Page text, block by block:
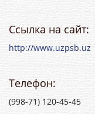
Ссылка на сайт:
http://www.uzpsb.uz
Телефон:
(998-71) 120-45-45